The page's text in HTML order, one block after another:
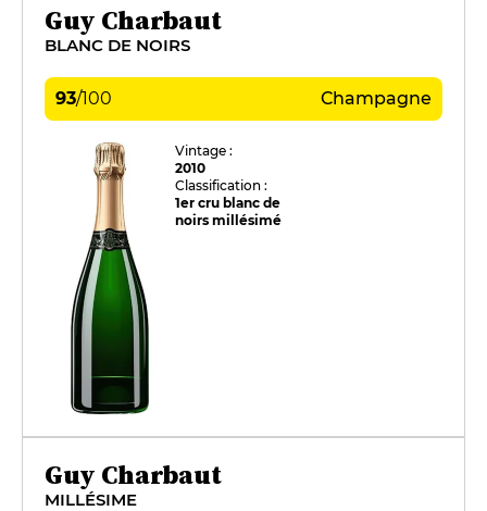
Guy Charbaut
BLANC DE NOIRS
93/100 Champagne
Vintage :
2010
Classification :
1er cru blanc de
noirs millésimé
Guy Charbaut
MILLÉSIME